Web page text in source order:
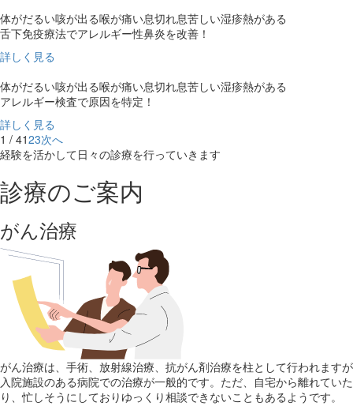
体がだるい咳が出る喉が痛い息切れ息苦しい湿疹熱がある
舌下免疫療法でアレルギー性鼻炎を改善！
詳しく見る
体がだるい咳が出る喉が痛い息切れ息苦しい湿疹熱がある
アレルギー検査で原因を特定！
詳しく見る
1 / 4123次へ
経験を活かして日々の診療を行っていきます
診療のご案内
がん治療
がん治療は、手術、放射線治療、抗がん剤治療を柱として行われますが
入院施設のある病院での治療が一般的です。ただ、自宅から離れていた
り、忙しそうにしておりゆっくり相談できないこともあるようです。